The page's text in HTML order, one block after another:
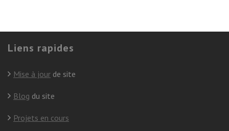
Liens rapides
Mise à jour de site
Blog du site
Projets en cours